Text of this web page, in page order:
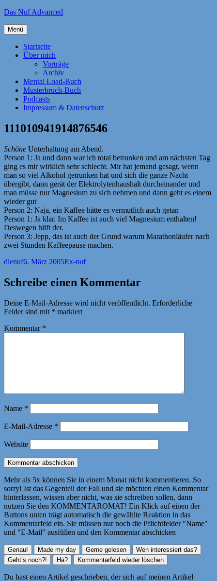
Zum
springen
Das Nuf Advanced
Menü
Startseite
Über mich
Vorträge
Archiv
Mental Load-Buch
Musterbruch-Buch
Podcasts
Impressum & Datenschutz
111010941914876546
Schöne Unterhaltung am Abend.
Person 1: Ja und dann war ich total betrunken und am nächsten Tag
ging es mir wirklich sehr schlecht. Mir hat jemand gesagt, wenn
man so viel Alkohol getrunken hat und sich die ganze Nacht
übergibt, dann gerät der Elektrolytenhaushalt durcheinander und
man müsse nur Magnesium zu sich nehmen und dann geht es einem
wieder gut
Person 2: Naja, ein Kaffee hätte es vermutlich auch getan
Person 1: Ja klar. Im Kaffee ist auch viel Magnesium enthalten!
Deswegen hilft der.
Person 3: Jepp, das ist auch der Grund warum Marathonläufer nach
zwei Stunden Kaffeepause machen.
Autor
dienufVeröffentlicht
6. März 2005Kategorien
Ex-nuf
Schreibe einen Kommentar
Deine E-Mail-Adresse wird nicht veröffentlicht. Erforderliche
Felder sind mit * markiert
Kommentar *
Name *
E-Mail-Adresse *
Website
Mehr als 5x können Sie in einem Monat nicht kommentieren. So
sorry! Ist das Gegenteil der Fall und sie möchten einen Kommentar
hinterlassen, wissen aber nicht, was sie schreiben sollen, dann
nutzen Sie den KOMMENTAROMAT! Ein Klick auf einen der
Buttons unten trägt automatisch die gewählte Reaktion in das
Kommentarfeld ein. Sie müssen nur noch die Pflichtfelder "Name"
und "E-Mail" ausfüllen und den Kommentar abschicken
Du hast einen Artikel geschrieben, der sich auf meinen Artikel